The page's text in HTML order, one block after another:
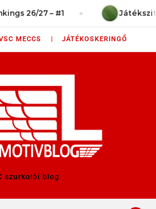
26/27 – #1
MECCS | JÁTÉKOSKERINGŐ
szurkolói blog